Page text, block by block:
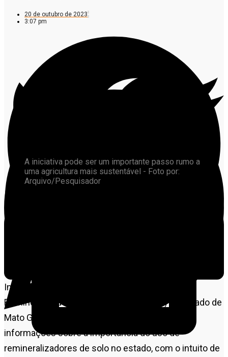
20 de outubro de 2023
3:07 pm
A iniciativa pode ser um importante passo rumo a
uma agricultura mais sustentável - Foto por:
Arquivo/Pesquisador
Uma pesquisa financiada pela Fundação de Amparo à
Pesquisa do Estado de Mato Grosso (Fapemat)
Intitulado “Popularização do Uso de
Remineralizadores de Solo (pó de rocha) no estado de
Mato Grosso”, o projeto buscou disseminar
informações sobre a importância do uso de
remineralizadores de solo no estado, com o intuito de